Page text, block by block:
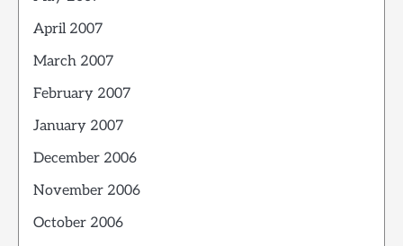
April 2007
March 2007
February 2007
January 2007
December 2006
November 2006
October 2006